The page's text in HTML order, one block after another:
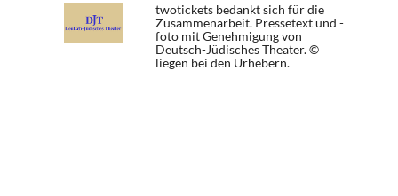
twotickets bedankt sich für die
Zusammenarbeit. Pressetext und -
foto mit Genehmigung von
Deutsch-Jüdisches Theater. ©
liegen bei den Urhebern.